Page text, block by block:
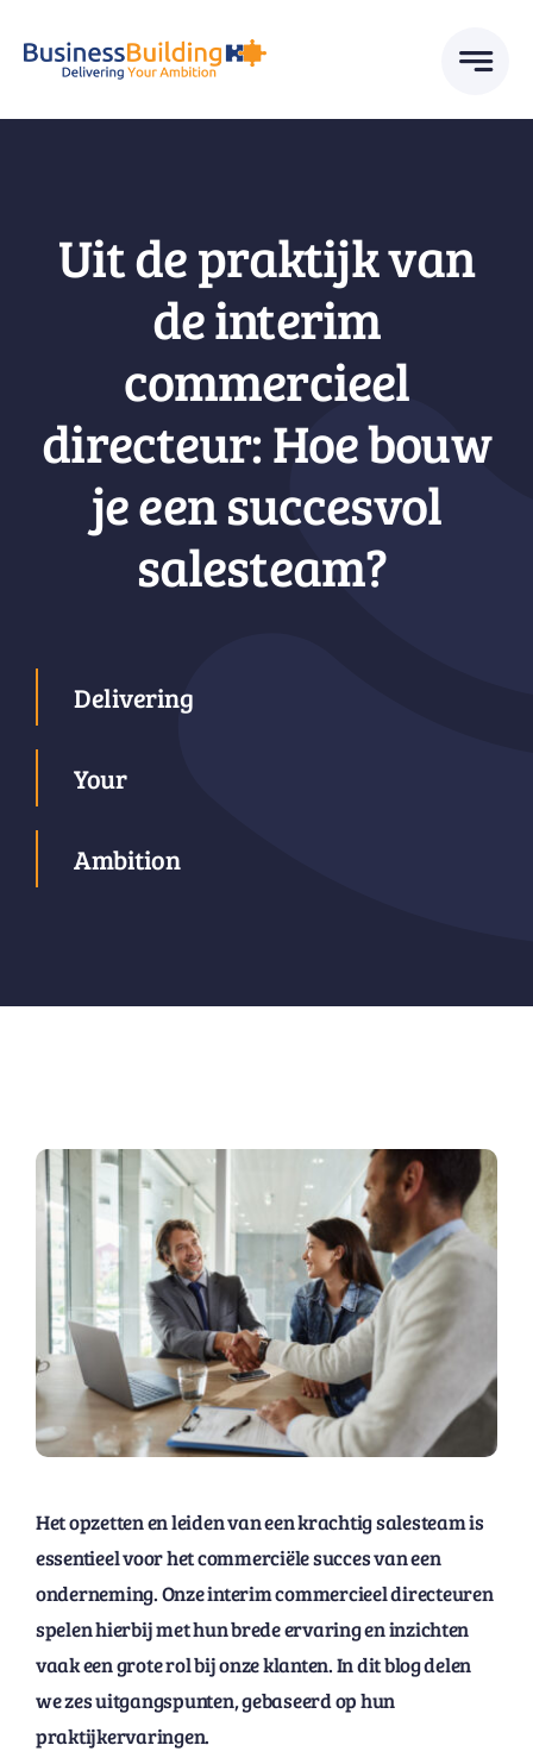
Uit de praktijk van
de interim
commercieel
directeur: Hoe bouw
je een succesvol
salesteam?
Delivering
Your
Ambition
Het opzetten en leiden van een krachtig salesteam is
essentieel voor het commerciële succes van een
onderneming. Onze interim commercieel directeuren
spelen hierbij met hun brede ervaring en inzichten
vaak een grote rol bij onze klanten. In dit blog delen
we zes uitgangspunten, gebaseerd op hun
praktijkervaringen.